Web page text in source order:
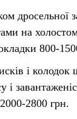
дросельної
на
800-
і
і
2800 грн.